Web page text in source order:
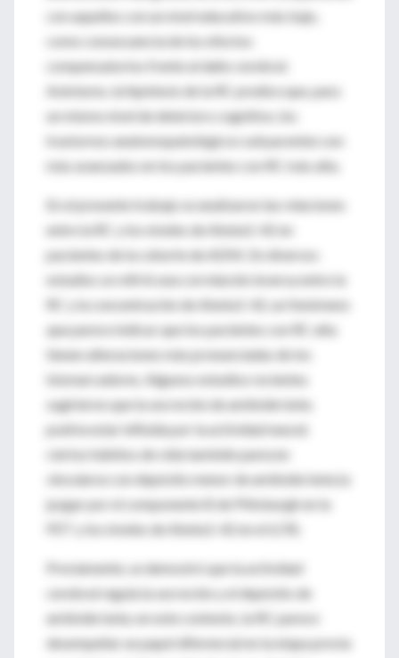
con aquellos con un nivel educativo más bajo,
como consecuencia de los efectos
compensatorios frente al daño cerebral.
Asimismo, la hipótesis de la RC predice que, para
un mismo nivel de deterioro cognitivo, los
trastornos anatomopatológicos subyacentes son
más avanzados en los pacientes con RC más alta.
En el presente trabajo se analizaron las relaciones
entre la RC y los niveles de Abeta1-42 en
pacientes de la cohorte de ADNI. En diversos
estudios se refirió una correlación inversa entre la
RC y la concentración de Abeta1-42, un fenómeno
que parece indicar que los pacientes con RC alta
tienen alteraciones más pronunciadas de los
biomarcadores. Algunos estudios recientes
sugirieron que la secreción de amiloide beta
podría estar influida por la actividad neural;
ciertos hábitos de vida también parecen
vincularse con depósito menor de amiloide beta (a
juzgar por el componente B de Pittsburgh en la
PET y los niveles de Abeta1-42 en el LCR).
Previamente, se demostró que la actividad
cerebral regula la secreción y el depósito de
amiloide beta; en este contexto, la RC parece
desempeñar un papel diferencial en la etapa previa